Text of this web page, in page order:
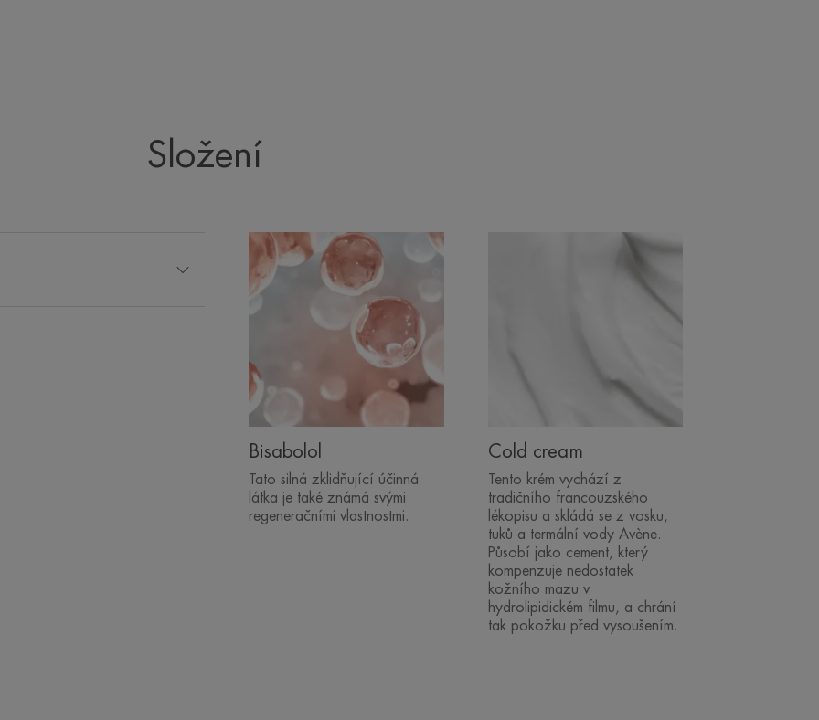
Složení
Bisabolol
Tato silná zklidňující účinná
látka je také známá svými
regeneračními vlastnostmi.
Cold cream
Tento krém vychází z
tradičního francouzského
lékopisu a skládá se z vosku,
tuků a termální vody Avène.
Působí jako cement, který
kompenzuje nedostatek
kožního mazu v
hydrolipidickém filmu, a chrání
tak pokožku před vysoušením.